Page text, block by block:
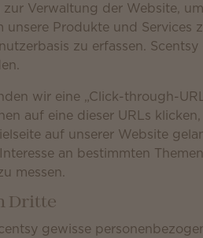
Verwaltung der Website,
unsere Produkte und
zu erfassen.
wir eine „Click-through-
auf eine dieser URLs
auf unserer Website
an bestimmten
messen.
Dritte
gewisse